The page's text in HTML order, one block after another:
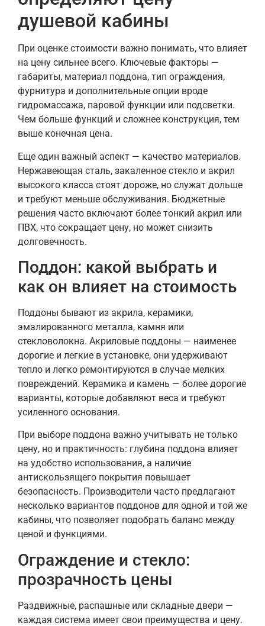
душевой кабины
При оценке стоимости важно понимать, что влияет
на цену сильнее всего. Ключевые факторы —
габариты, материал поддона, тип ограждения,
фурнитура и дополнительные опции вроде
гидромассажа, паровой функции или подсветки.
Чем больше функций и сложнее конструкция, тем
выше конечная цена.
Еще один важный аспект — качество материалов.
Нержавеющая сталь, закаленное стекло и акрил
высокого класса стоят дороже, но служат дольше
и требуют меньше обслуживания. Бюджетные
решения часто включают более тонкий акрил или
ПВХ, что сокращает цену, но может снизить
долговечность.
Поддон: какой выбрать и
как он влияет на стоимость
Поддоны бывают из акрила, керамики,
эмалированного металла, камня или
стекловолокна. Акриловые поддоны — наименее
дорогие и легкие в установке, они удерживают
тепло и легко ремонтируются в случае мелких
повреждений. Керамика и камень — более дорогие
варианты, которые добавляют веса и требуют
усиленного основания.
При выборе поддона важно учитывать не только
цену, но и практичность: глубина поддона влияет
на удобство использования, а наличие
антискользящего покрытия повышает
безопасность. Производители часто предлагают
несколько вариантов поддонов для одной и той же
кабины, что позволяет подобрать баланс между
ценой и функциями.
Ограждение и стекло:
прозрачность цены
Раздвижные, распашные или складные двери —
каждая система имеет свои преимущества и цену.